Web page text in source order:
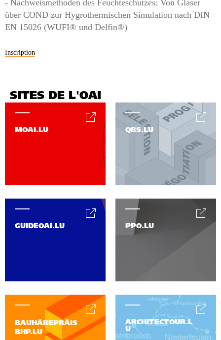
- Nachweismethoden des Feuchteschutzes: Von Glaser
über COND zur Hygrothermischen Simulation nach DIN
EN 15026 (WUFI® und Delfin®)
Inscription
SITES DE L'OAI
MOAI.LU QBS.LU
PPO.LU
GUIDEOAI.LU
BAUHÄREPRÄIS
BHP.LU
ARCHITECTOUR.L
U